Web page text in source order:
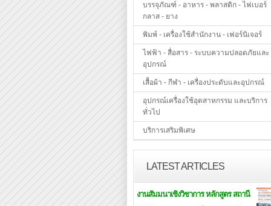
บรรจุภัณฑ์ - อาหาร - พลาสติก - ไฟเบอร์
กลาส - ยาง
พิมพ์ - เครื่องใช้สำนักงาน - เฟอร์นิเจอร์
ไฟฟ้า - สื่อสาร - ระบบความปลอดภัยและ
อุปกรณ์
เสื้อผ้า - กีฬา - เครื่องประดับและอุปกรณ์
อุปกรณ์เครื่องใช้อุตสาหกรรม และบริการ
ทั่วไป
บริการเสริมพิเศษ
LATEST ARTICLES
งานสัมมนาเชิงวิชาการ หลักสูตร สถานี